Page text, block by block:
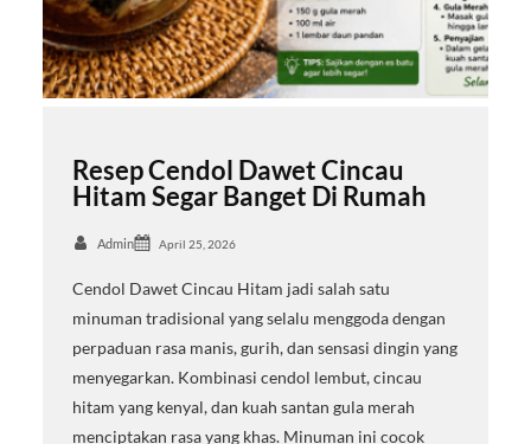
Resep Cendol Dawet Cincau
Hitam Segar Banget Di Rumah
Admin April 25, 2026
Cendol Dawet Cincau Hitam jadi salah satu
minuman tradisional yang selalu menggoda dengan
perpaduan rasa manis, gurih, dan sensasi dingin yang
menyegarkan. Kombinasi cendol lembut, cincau
hitam yang kenyal, dan kuah santan gula merah
menciptakan rasa yang khas. Minuman ini cocok